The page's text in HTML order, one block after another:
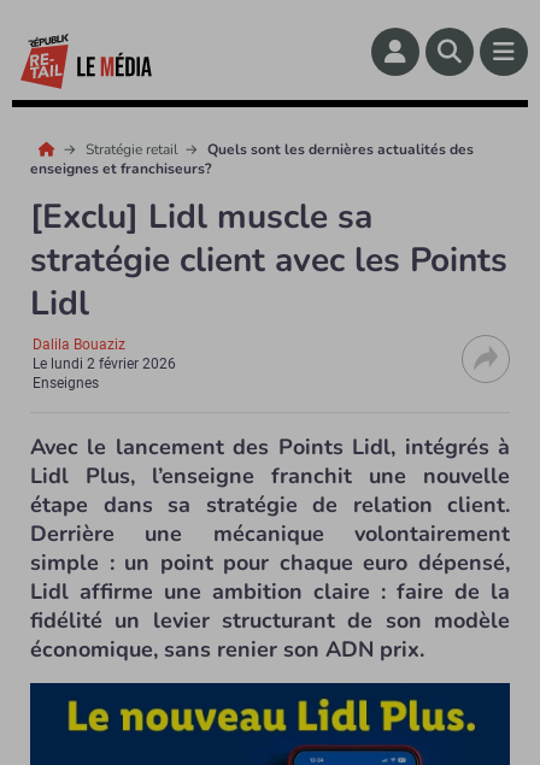
Stratégie retail
Quels sont les dernières actualités des
enseignes et franchiseurs?
[Exclu] Lidl muscle sa
stratégie client avec les Points
Lidl
Dalila Bouaziz
Le lundi 2 février 2026
Enseignes
Avec le lancement des Points Lidl, intégrés à
Lidl Plus, l’enseigne franchit une nouvelle
étape dans sa stratégie de relation client.
Derrière une mécanique volontairement
simple : un point pour chaque euro dépensé,
Lidl affirme une ambition claire : faire de la
fidélité un levier structurant de son modèle
économique, sans renier son ADN prix.